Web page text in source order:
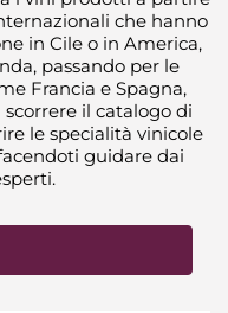
che hanno
in Cile o in America,
passando per le
Francia e Spagna,
il catalogo di
le specialità vinicole
guidare dai